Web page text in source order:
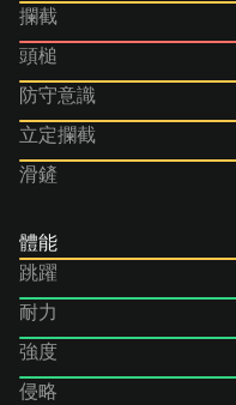
攔截
頭槌
防守意識
立定攔截
滑鏟
體能
跳躍
耐力
強度
侵略